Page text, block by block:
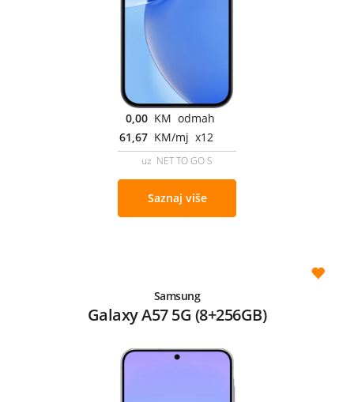
0,00 KM odmah
61,67 KM/mj x12
uz NET TO GO S
Saznaj više
Samsung
Galaxy A57 5G (8+256GB)